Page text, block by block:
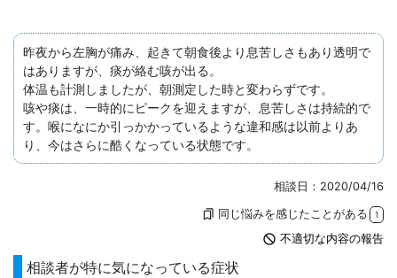
昨夜から左胸が痛み、起きて朝食後より息苦しさもあり透明で
はありますが、痰が絡む咳が出る。
体温も計測しましたが、朝測定した時と変わらずです。
咳や痰は、一時的にピークを迎えますが、息苦しさは持続的で
す。喉になにか引っかかっているような違和感は以前よりあ
り、今はさらに酷くなっている状態です。
相談日：2020/04/16
bookmarks 同じ悩みを感じたことがある 1
not_interested 不適切な内容の報告
相談者が特に気になっている症状